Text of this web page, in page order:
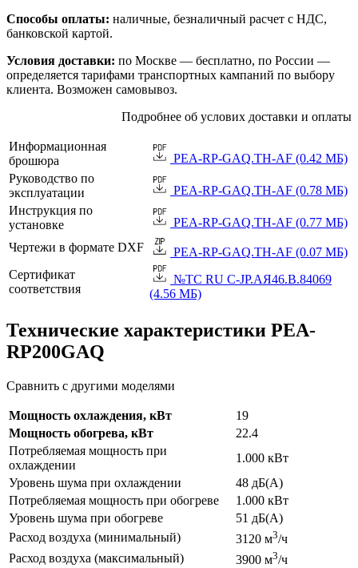
Способы оплаты: наличные, безналичный расчет с НДС,
банковской картой.
Условия доставки: по Москве — бесплатно, по России —
определяется тарифами транспортных кампаний по выбору
клиента. Возможен самовывоз.
Подробнее об услових доставки и оплаты
Информационная
брошюра
PEA-RP-GAQ.TH-AF (0.42 МБ)
Руководство по
эксплуатации
PEA-RP-GAQ.TH-AF (0.78 МБ)
Инструкция по
установке
PEA-RP-GAQ.TH-AF (0.77 МБ)
Чертежи в формате DXF
PEA-RP-GAQ.TH-AF (0.07 МБ)
Сертификат
соответствия
№TC RU C-JP.АЯ46.B.84069
(4.56 МБ)
Технические характеристики PEA-
RP200GAQ
Сравнить с другими моделями
Мощность охлаждения, кВт
19
Мощность обогрева, кВт
22.4
Потребляемая мощность при
охлаждении
1.000 кВт
Уровень шума при охлаждении
48 дБ(А)
Потребляемая мощность при обогреве
1.000 кВт
Уровень шума при обогреве
51 дБ(А)
Расход воздуха (минимальный)
3120 м3/ч
Расход воздуха (максимальный)
3900 м3/ч